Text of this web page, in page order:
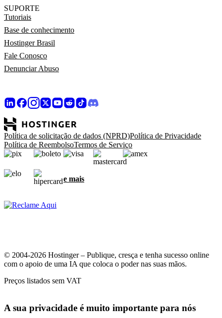
SUPORTE
Tutoriais
Base de conhecimento
Hostinger Brasil
Fale Conosco
Denunciar Abuso
Política de solicitação de dados (NPRD)Política de Privacidade
Política de ReembolsoTermos de Serviço
e mais
© 2004-2026 Hostinger – Publique, cresça e tenha sucesso online
com o apoio de uma IA que coloca o poder nas suas mãos.
Preços listados sem VAT
A sua privacidade é muito importante para nós